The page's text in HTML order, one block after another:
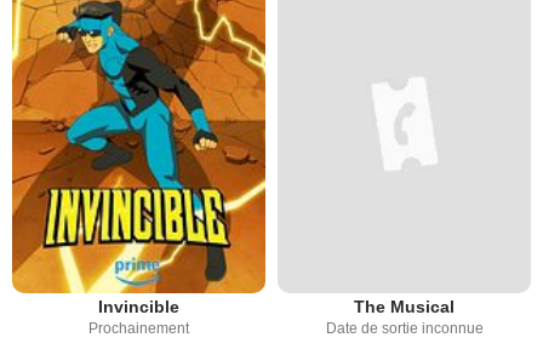
Invincible
Prochainement
The Musical
Date de sortie inconnue